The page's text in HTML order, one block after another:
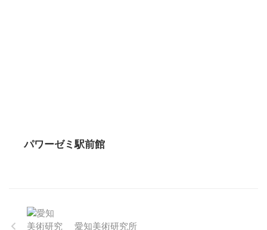
パワーゼミ駅前館
愛知美術研究所